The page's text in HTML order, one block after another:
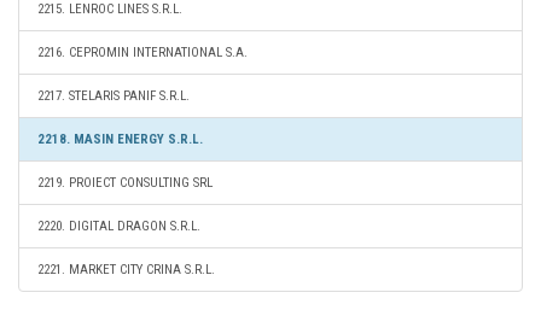
2215. LENROC LINES S.R.L.
2216. CEPROMIN INTERNATIONAL S.A.
2217. STELARIS PANIF S.R.L.
2218. MASIN ENERGY S.R.L.
2219. PROIECT CONSULTING SRL
2220. DIGITAL DRAGON S.R.L.
2221. MARKET CITY CRINA S.R.L.